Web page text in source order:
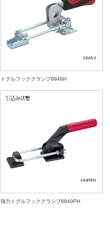
トグルフッククランプ6848H
強力トグルフッククランプ6849PH